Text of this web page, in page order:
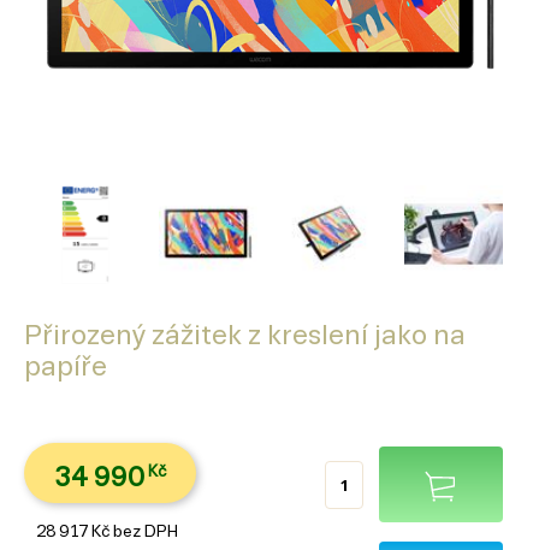
Přirozený zážitek z kreslení jako na
papíře
34 990 Kč
28 917 Kč bez DPH